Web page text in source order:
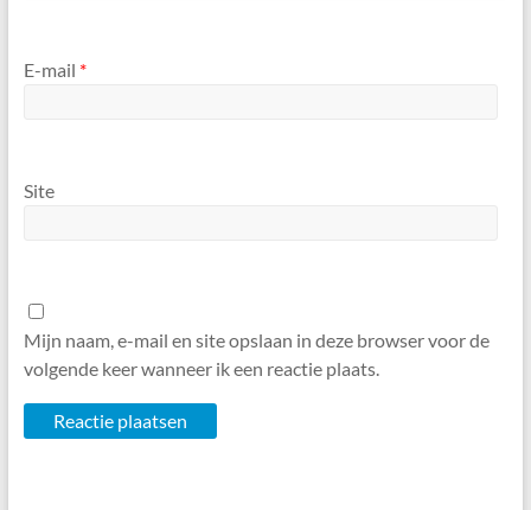
E-mail *
Site
Mijn naam, e-mail en site opslaan in deze browser voor de
volgende keer wanneer ik een reactie plaats.